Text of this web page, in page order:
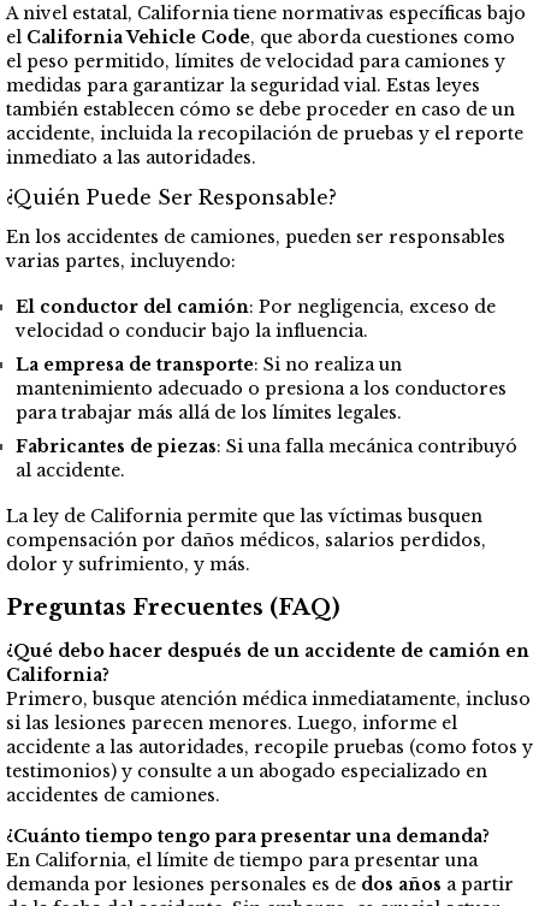
A nivel estatal, California tiene normativas específicas bajo
el California Vehicle Code, que aborda cuestiones como
el peso permitido, límites de velocidad para camiones y
medidas para garantizar la seguridad vial. Estas leyes
también establecen cómo se debe proceder en caso de un
accidente, incluida la recopilación de pruebas y el reporte
inmediato a las autoridades.
¿Quién Puede Ser Responsable?
En los accidentes de camiones, pueden ser responsables
varias partes, incluyendo:
El conductor del camión: Por negligencia, exceso de
velocidad o conducir bajo la influencia.
La empresa de transporte: Si no realiza un
mantenimiento adecuado o presiona a los conductores
para trabajar más allá de los límites legales.
Fabricantes de piezas: Si una falla mecánica contribuyó
al accidente.
La ley de California permite que las víctimas busquen
compensación por daños médicos, salarios perdidos,
dolor y sufrimiento, y más.
Preguntas Frecuentes (FAQ)
¿Qué debo hacer después de un accidente de camión en
California?
Primero, busque atención médica inmediatamente, incluso
si las lesiones parecen menores. Luego, informe el
accidente a las autoridades, recopile pruebas (como fotos y
testimonios) y consulte a un abogado especializado en
accidentes de camiones.
¿Cuánto tiempo tengo para presentar una demanda?
En California, el límite de tiempo para presentar una
demanda por lesiones personales es de dos años a partir